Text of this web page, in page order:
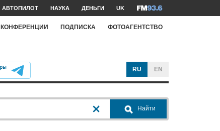
АВТОПИЛОТ НАУКА ДЕНЬГИ UK
КОНФЕРЕНЦИИ ПОДПИСКА ФОТОАГЕНТСТВО
RU EN
Найти